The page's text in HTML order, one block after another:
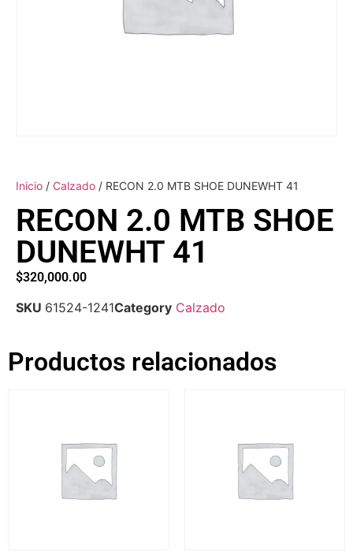
Inicio / Calzado / RECON 2.0 MTB SHOE DUNEWHT 41
RECON 2.0 MTB SHOE
DUNEWHT 41
$320,000.00
SKU 61524-1241Category Calzado
Productos relacionados